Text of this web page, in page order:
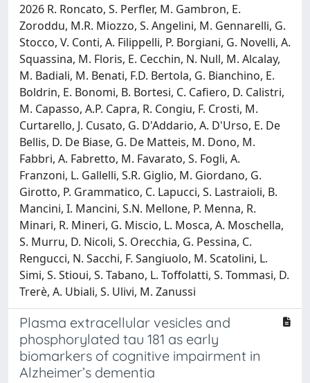
2026 R. Roncato, S. Perfler, M. Gambron, E.
Zoroddu, M.R. Miozzo, S. Angelini, M. Gennarelli, G.
Stocco, V. Conti, A. Filippelli, P. Borgiani, G. Novelli, A.
Squassina, M. Floris, E. Cecchin, N. Null, M. Alcalay,
M. Badiali, M. Benati, F.D. Bertola, G. Bianchino, E.
Boldrin, E. Bonomi, B. Bortesi, C. Cafiero, D. Calistri,
M. Capasso, A.P. Capra, R. Congiu, F. Crosti, M.
Curtarello, J. Cusato, G. D'Addario, A. D'Urso, E. De
Bellis, D. De Biase, G. De Matteis, M. Dono, M.
Fabbri, A. Fabretto, M. Favarato, S. Fogli, A.
Franzoni, L. Gallelli, S.R. Giglio, M. Giordano, G.
Girotto, P. Grammatico, C. Lapucci, S. Lastraioli, B.
Mancini, I. Mancini, S.N. Mellone, P. Menna, R.
Minari, R. Mineri, G. Miscio, L. Mosca, A. Moschella,
S. Murru, D. Nicoli, S. Orecchia, G. Pessina, C.
Rengucci, N. Sacchi, F. Sangiuolo, M. Scatolini, L.
Simi, S. Stioui, S. Tabano, L. Toffolatti, S. Tommasi, D.
Trerè, A. Ubiali, S. Ulivi, M. Zanussi
Plasma extracellular vesicles and
phosphorylated tau 181 as early
biomarkers of cognitive impairment in
Alzheimer’s dementia